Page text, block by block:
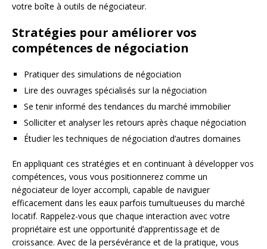
votre boîte à outils de négociateur.
Stratégies pour améliorer vos
compétences de négociation
Pratiquer des simulations de négociation
Lire des ouvrages spécialisés sur la négociation
Se tenir informé des tendances du marché immobilier
Solliciter et analyser les retours après chaque négociation
Étudier les techniques de négociation d’autres domaines
En appliquant ces stratégies et en continuant à développer vos
compétences, vous vous positionnerez comme un
négociateur de loyer accompli, capable de naviguer
efficacement dans les eaux parfois tumultueuses du marché
locatif. Rappelez-vous que chaque interaction avec votre
propriétaire est une opportunité d’apprentissage et de
croissance. Avec de la persévérance et de la pratique, vous